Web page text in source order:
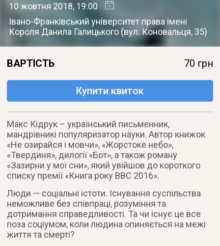
10 жовтня 2018, 19:00
Івано-Франківський університет права імені
Короля Данила Галицького (вул. Коновальця, 35)
ВАРТІСТЬ 70 грн
Купити квиток
Макс Кідрук – український письменник,
мандрівникі популяризатор науки. Автор книжок
«Не озирайся і мовчи», «Жорстоке небо»,
«Твердиня», дилогії «Бот», а також роману
«Зазирни у мої сни», який увійшов до короткого
списку премії «Книга року ВВС 2016».
Люди — соціальні істоти. Існування суспільства
неможливе без співпраці, розуміння та
дотримання справедливості. Та чи існує це все
поза соціумом, коли людина опиняється на межі
життя та смерті?